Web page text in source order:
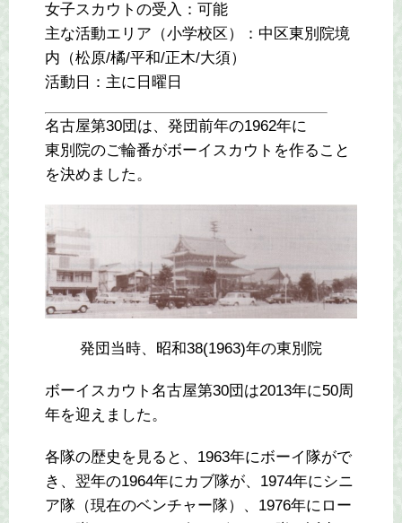
女子スカウトの受入：可能
主な活動エリア（小学校区）：中区東別院境
内（松原/橘/平和/正木/大須）
活動日：主に日曜日
名古屋第30団は、発団前年の1962年に
東別院のご輪番がボーイスカウトを作ること
を決めました。
発団当時、昭和38(1963)年の東別院
ボーイスカウト名古屋第30団は2013年に50周
年を迎えました。
各隊の歴史を見ると、1963年にボーイ隊がで
き、翌年の1964年にカブ隊が、1974年にシニ
ア隊（現在のベンチャー隊）、1976年にロー